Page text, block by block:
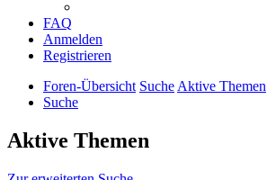
FAQ
Anmelden
Registrieren
Foren-Übersicht SucheAktive Themen
Suche
Aktive Themen